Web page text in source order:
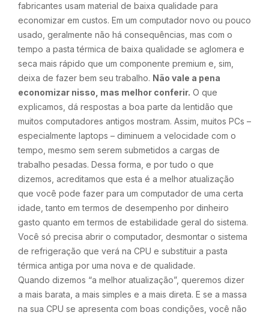
fabricantes usam material de baixa qualidade para
economizar em custos. Em um computador novo ou pouco
usado, geralmente não há consequências, mas com o
tempo a pasta térmica de baixa qualidade se aglomera e
seca mais rápido que um componente premium e, sim,
deixa de fazer bem seu trabalho. Não vale a pena
economizar nisso, mas melhor conferir. O que
explicamos, dá respostas a boa parte da lentidão que
muitos computadores antigos mostram. Assim, muitos PCs –
especialmente laptops – diminuem a velocidade com o
tempo, mesmo sem serem submetidos a cargas de
trabalho pesadas. Dessa forma, e por tudo o que
dizemos, acreditamos que esta é a melhor atualização
que você pode fazer para um computador de uma certa
idade, tanto em termos de desempenho por dinheiro
gasto quanto em termos de estabilidade geral do sistema.
Você só precisa abrir o computador, desmontar o sistema
de refrigeração que verá na CPU e substituir a pasta
térmica antiga por uma nova e de qualidade.
Quando dizemos “a melhor atualização”, queremos dizer
a mais barata, a mais simples e a mais direta. E se a massa
na sua CPU se apresenta com boas condições, você não